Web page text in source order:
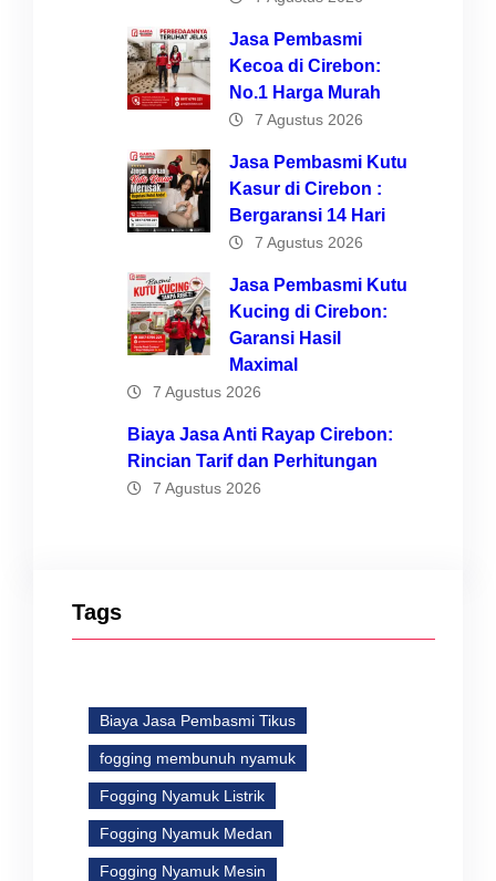
Jasa Pembasmi
Kecoa di Cirebon:
No.1 Harga Murah
7 Agustus 2026
Jasa Pembasmi Kutu
Kasur di Cirebon :
Bergaransi 14 Hari
7 Agustus 2026
Jasa Pembasmi Kutu
Kucing di Cirebon:
Garansi Hasil
Maximal
7 Agustus 2026
Biaya Jasa Anti Rayap Cirebon:
Rincian Tarif dan Perhitungan
7 Agustus 2026
Tags
Biaya Jasa Pembasmi Tikus
fogging membunuh nyamuk
Fogging Nyamuk Listrik
Fogging Nyamuk Medan
Fogging Nyamuk Mesin